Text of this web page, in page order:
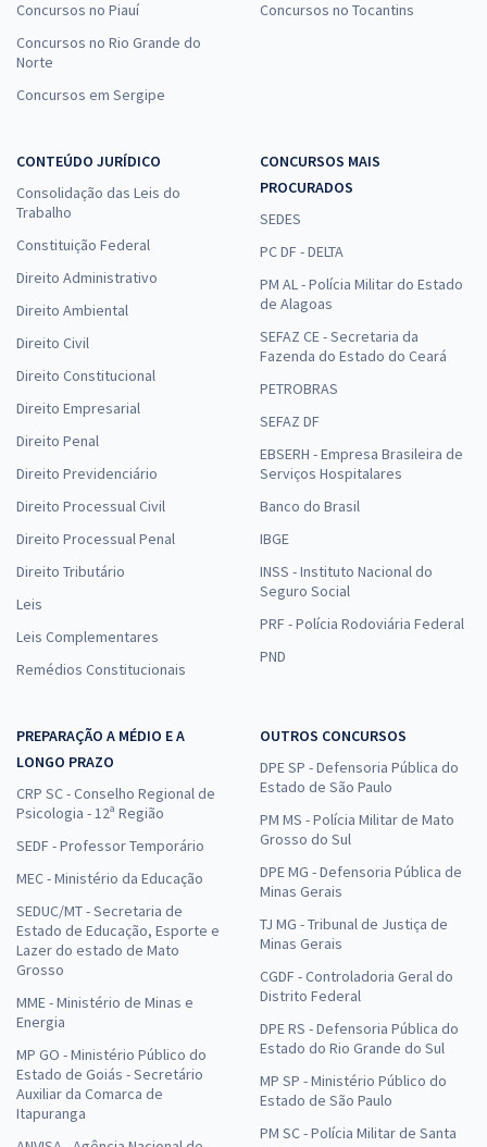
Concursos no Piauí
Concursos no Rio Grande do
Norte
Concursos em Sergipe
Concursos no Tocantins
CONTEÚDO JURÍDICO
Consolidação das Leis do
Trabalho
Constituição Federal
Direito Administrativo
Direito Ambiental
Direito Civil
Direito Constitucional
Direito Empresarial
Direito Penal
Direito Previdenciário
Direito Processual Civil
Direito Processual Penal
Direito Tributário
Leis
Leis Complementares
Remédios Constitucionais
CONCURSOS MAIS
PROCURADOS
SEDES
PC DF - DELTA
PM AL - Polícia Militar do Estado
de Alagoas
SEFAZ CE - Secretaria da
Fazenda do Estado do Ceará
PETROBRAS
SEFAZ DF
EBSERH - Empresa Brasileira de
Serviços Hospitalares
Banco do Brasil
IBGE
INSS - Instituto Nacional do
Seguro Social
PRF - Polícia Rodoviária Federal
PND
PREPARAÇÃO A MÉDIO E A
LONGO PRAZO
CRP SC - Conselho Regional de
Psicologia - 12ª Região
SEDF - Professor Temporário
MEC - Ministério da Educação
SEDUC/MT - Secretaria de
Estado de Educação, Esporte e
Lazer do estado de Mato
Grosso
MME - Ministério de Minas e
Energia
MP GO - Ministério Público do
Estado de Goiás - Secretário
Auxiliar da Comarca de
Itapuranga
OUTROS CONCURSOS
DPE SP - Defensoria Pública do
Estado de São Paulo
PM MS - Polícia Militar de Mato
Grosso do Sul
DPE MG - Defensoria Pública de
Minas Gerais
TJ MG - Tribunal de Justiça de
Minas Gerais
CGDF - Controladoria Geral do
Distrito Federal
DPE RS - Defensoria Pública do
Estado do Rio Grande do Sul
MP SP - Ministério Público do
Estado de São Paulo
PM SC - Polícia Militar de Santa